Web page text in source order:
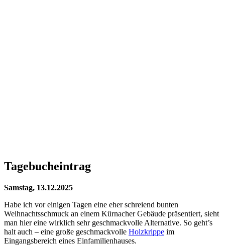
Tagebucheintrag
Samstag, 13.12.2025
Habe ich vor einigen Tagen eine eher schreiend bunten
Weihnachtsschmuck an einem Kürnacher Gebäude präsentiert, sieht
man hier eine wirklich sehr geschmackvolle Alternative. So geht’s
halt auch – eine große geschmackvolle Holzkrippe im
Eingangsbereich eines Einfamilienhauses.